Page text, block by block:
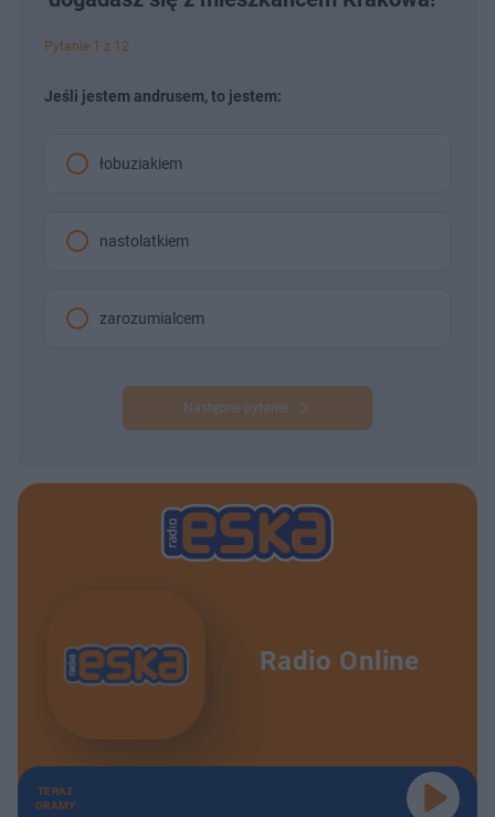
Pytanie 1 z 12
Jeśli jestem andrusem, to jestem:
łobuziakiem
nastolatkiem
zarozumialcem
Następne pytanie
Radio Online
TERAZ
GRAMY